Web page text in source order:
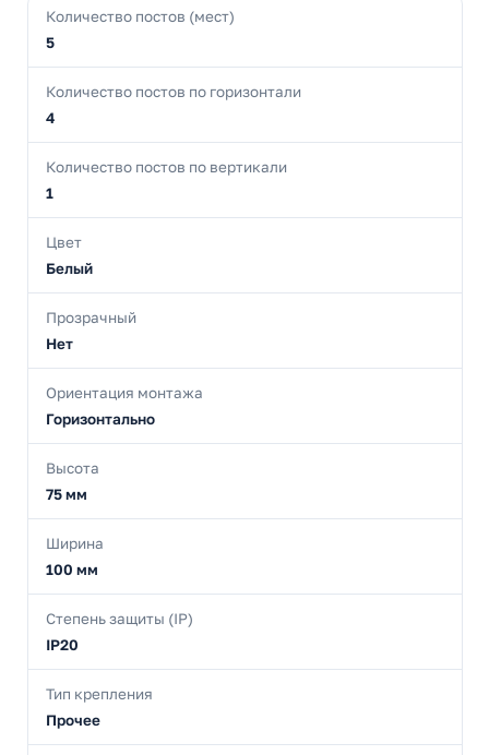
Количество постов (мест)
5
Количество постов по горизонтали
4
Количество постов по вертикали
1
Цвет
Белый
Прозрачный
Нет
Ориентация монтажа
Горизонтально
Высота
75 мм
Ширина
100 мм
Степень защиты (IP)
IP20
Тип крепления
Прочее